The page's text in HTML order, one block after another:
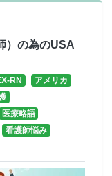
）の為のUSA
RN
アメリカ
医療略語
看護師悩み